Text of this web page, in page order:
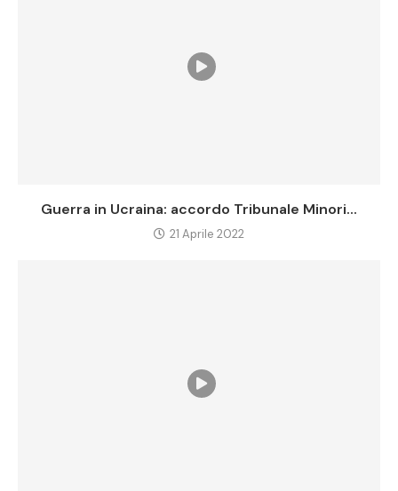
Guerra in Ucraina: accordo Tribunale Minori...
21 Aprile 2022